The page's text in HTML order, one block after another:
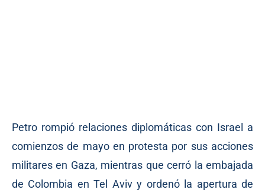
Petro rompió relaciones diplomáticas con Israel a
comienzos de mayo en protesta por sus acciones
militares en Gaza, mientras que cerró la embajada
de Colombia en Tel Aviv y ordenó la apertura de